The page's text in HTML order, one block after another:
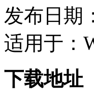
发布日期
适用于：
下载地址